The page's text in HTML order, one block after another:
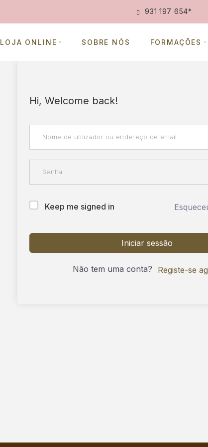
931 197 654*
LOJA ONLINE SOBRE NÓS FORMAÇÕES
Hi, Welcome back!
Keep me signed in
Iniciar sessão
Não tem uma conta? Registe-se